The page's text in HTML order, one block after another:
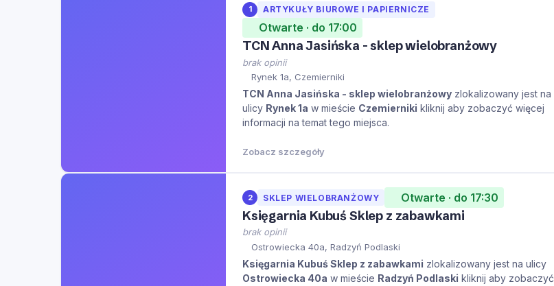
1 ARTYKUŁY BIUROWE I PAPIERNICZE
Otwarte · do 17:00
TCN Anna Jasińska - sklep wielobranżowy
brak opinii
Rynek 1a, Czemierniki
TCN Anna Jasińska - sklep wielobranżowy zlokalizowany jest na
ulicy Rynek 1a w mieście Czemierniki kliknij aby zobaczyć więcej
informacji na temat tego miejsca.
Zobacz szczegóły
2 SKLEP WIELOBRANŻOWY Otwarte · do 17:30
Księgarnia Kubuś Sklep z zabawkami
brak opinii
Ostrowiecka 40a, Radzyń Podlaski
Księgarnia Kubuś Sklep z zabawkami zlokalizowany jest na ulicy
Ostrowiecka 40a w mieście Radzyń Podlaski kliknij aby zobaczyć